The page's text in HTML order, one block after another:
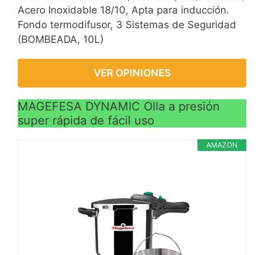
Acero Inoxidable 18/10, Apta para inducción.
Fondo termodifusor, 3 Sistemas de Seguridad
(BOMBEADA, 10L)
VER OPINIONES
MAGEFESA DYNAMIC Olla a presión
super rápida de fácil uso
AMAZON